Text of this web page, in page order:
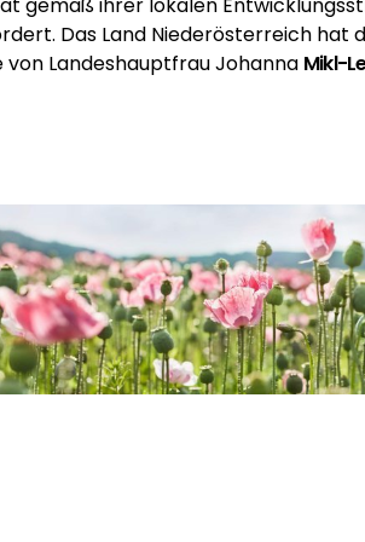
Das Land Niederösterreich
von Landeshauptfrau Johanna Mikl-